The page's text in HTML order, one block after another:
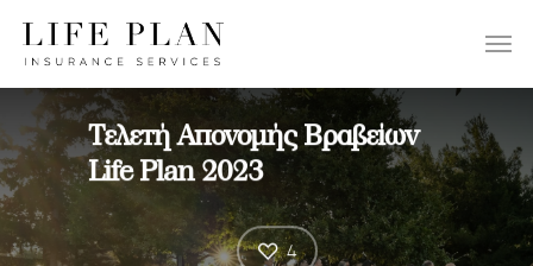
ΕΠΙΛΕΞΤΕ:
Τελετή Απονομής Βραβείων
Life Plan 2023
4